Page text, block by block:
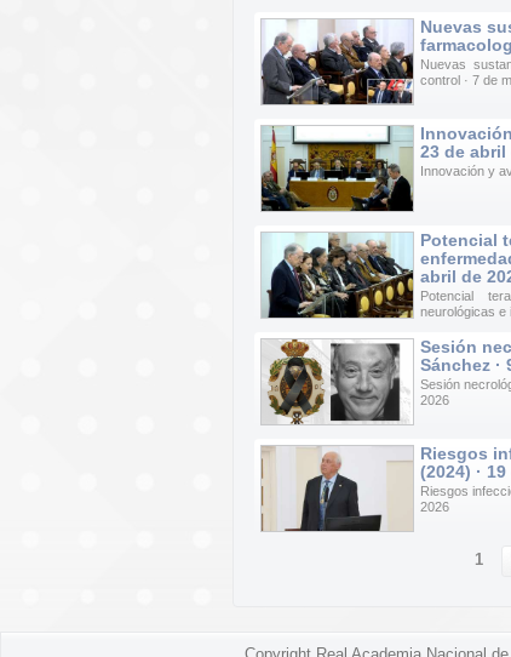
Nuevas
Nuevas
control · 7 de
23 de abril
Innovación y
Potencial
abril de
Potencial
neurológicas e
Sesión
Sánchez ·
Sesión
2026
Riesgos
(2024) ·
Riesgos
2026
1